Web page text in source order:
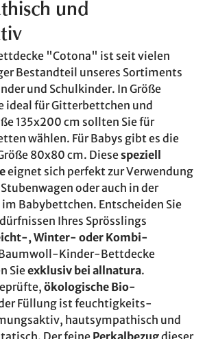
und
"Cotona" ist seit vielen
Bestandteil unseres Sortiments
und Schulkinder. In Größe
ideal für Gitterbettchen und
135x200 cm sollten Sie für
wählen. Für Babys gibt es die
80x80 cm. Diesespeziell
eignet sich perfekt zur Verwendung
oder auch in der
Babybettchen. Entscheiden Sie
Ihres Sprösslings
, Winter- oder Kombi-
Kinder-Bettdecke
Sieexklusiv bei allnatura.
ökologische Bio-
Füllung ist feuchtigkeits-
hautsympathisch und
Der feine Perkalbezugdieser